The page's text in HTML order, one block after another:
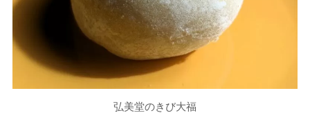
弘美堂のきび大福